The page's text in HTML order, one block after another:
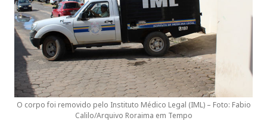
O corpo foi removido pelo Instituto Médico Legal (IML) – Foto: Fabio
Calilo/Arquivo Roraima em Tempo